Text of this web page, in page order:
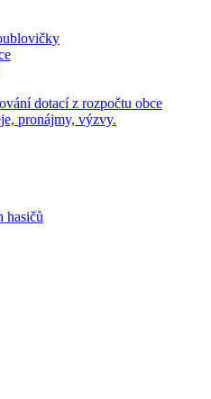
dotací z rozpočtu obce
pronájmy, výzvy.
hasičů